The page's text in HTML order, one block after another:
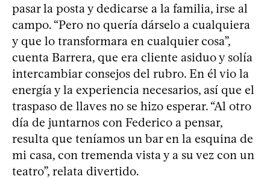
pasar la posta y dedicarse a la familia, irse al
campo. “Pero no quería dárselo a cualquiera
y que lo transformara en cualquier cosa”,
cuenta Barrera, que era cliente asiduo y solía
intercambiar consejos del rubro. En él vio la
energía y la experiencia necesarios, así que el
traspaso de llaves no se hizo esperar. “Al otro
día de juntarnos con Federico a pensar,
resulta que teníamos un bar en la esquina de
mi casa, con tremenda vista y a su vez con un
teatro”, relata divertido.